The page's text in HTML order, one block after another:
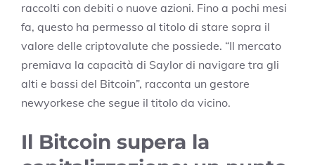
raccolti con debiti o nuove azioni. Fino a pochi mesi
fa, questo ha permesso al titolo di stare sopra il
valore delle criptovalute che possiede. “Il mercato
premiava la capacità di Saylor di navigare tra gli
alti e bassi del Bitcoin”, racconta un gestore
newyorkese che segue il titolo da vicino.
Il Bitcoin supera la